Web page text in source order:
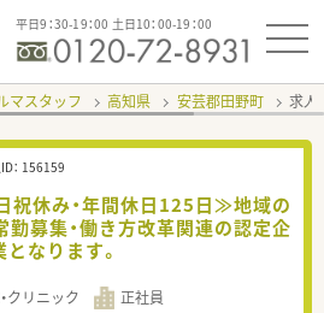
平日9：30-19：00 土日10：00-19：00
マスタッフ 高知県 安芸郡田野町 求人
： 156159
祝休み・年間休日125日≫地域の
募集・働き方改革関連の認定企
となります。
クリニック 正社員